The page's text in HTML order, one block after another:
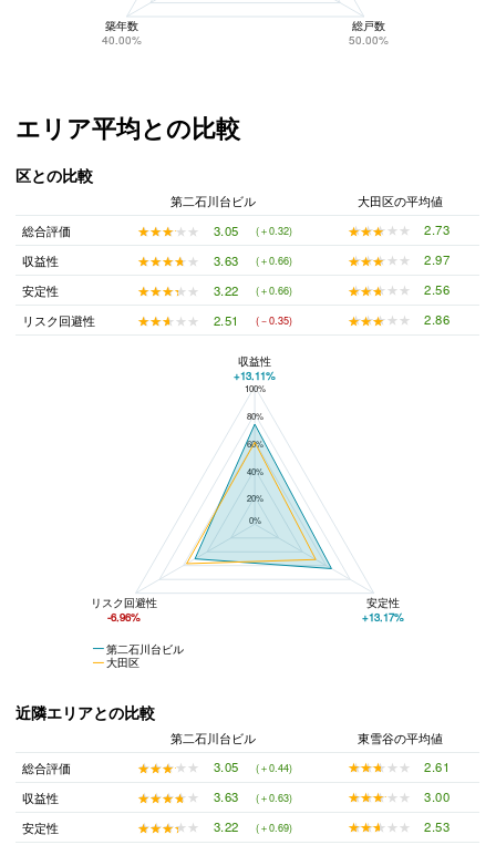
築年数
40.00%
総戸数
50.00%
エリア平均との比較
区との比較
第二石川台ビル
大田区の平均値
総合評価
★★★★★
★★★★★ 3.05 (＋0.32) ★★★★★
★★★★★
2.73
収益性
★★★★★
★★★★★ 3.63 (＋0.66) ★★★★★
★★★★★
2.97
安定性
★★★★★
★★★★★ 3.22 (＋0.66) ★★★★★
★★★★★
2.56
リスク回避性
★★★★★
★★★★★ 2.51 (－0.35) ★★★★★
★★★★★ 2.86
第二石川台ビルと大田区の平均値の総合評価の比較
100%
80%
60%
40%
20%
0%
第二石川台ビル
大田区
収益性
+13.11%
リスク回避性
-6.96%
安定性
+13.17%
近隣エリアとの比較
第二石川台ビル
東雪谷の平均値
総合評価
★★★★★
★★★★★ 3.05 (＋0.44) ★★★★★
★★★★★
2.61
収益性
★★★★★
★★★★★ 3.63 (＋0.63) ★★★★★
★★★★★
3.00
安定性
★★★★★
★★★★★ 3.22 (＋0.69) ★★★★★
★★★★★
2.53